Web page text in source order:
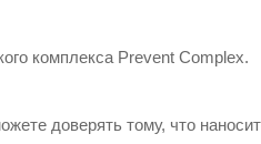
комплекса Prevent Complex.
доверять тому, что